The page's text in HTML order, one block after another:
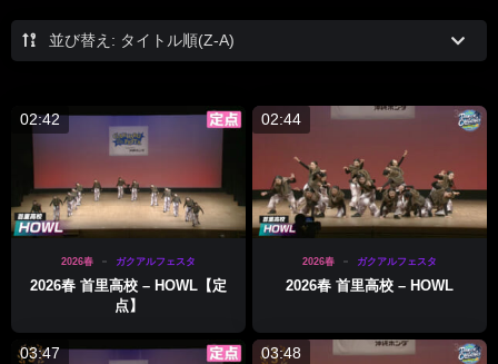
並び替え: タイトル順(Z-A)
02:42
2026春 ガクアルフェスタ
2026春 首里高校 – HOWL【定
点】
02:44
2026春 ガクアルフェスタ
2026春 首里高校 – HOWL
03:47 03:48